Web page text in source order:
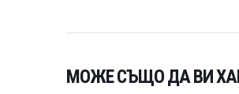
МОЖЕ СЪЩО ДА ВИ